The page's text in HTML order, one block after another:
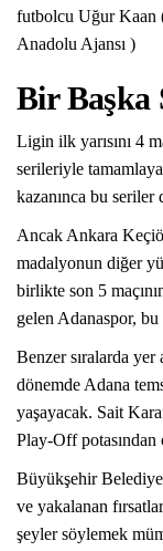
futbolcu Uğur Kaan
Anadolu Ajansı )
Bir Başka
Ligin ilk yarısını 4
serileriyle
kazanınca bu seriler
Ancak Ankara
madalyonun diğer
birlikte son 5
gelen Adanaspor,
Benzer sıralarda yer
dönemde Adana
yaşayacak. Sait
Play-Off potasından
Büyükşehir
ve yakalanan
şeyler söylemek